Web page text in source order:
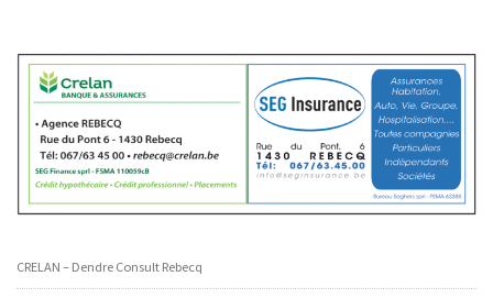
CRELAN – Dendre Consult Rebecq